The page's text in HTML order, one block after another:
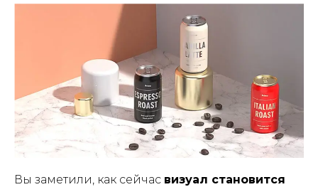
Вы заметили, как сейчас визуал становится